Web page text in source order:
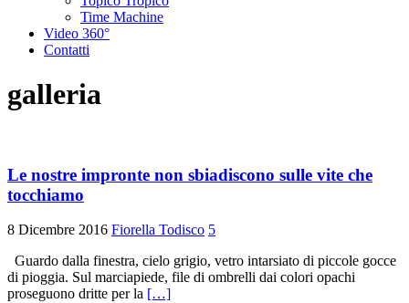
Time Machine
Video 360°
Contatti
galleria
Le nostre impronte non sbiadiscono sulle vite che
tocchiamo
8 Dicembre 2016 Fiorella Todisco 5
Guardo dalla finestra, cielo grigio, vetro intarsiato di piccole gocce
di pioggia. Sul marciapiede, file di ombrelli dai colori opachi
proseguono dritte per la […]